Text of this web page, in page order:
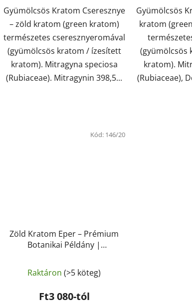
Gyümölcsös Kratom Cseresznye
– zöld kratom (green kratom)
természetes cseresznyeromával
(gyümölcsös kratom / ízesített
kratom). Mitragyna speciosa
(Rubiaceae). Mitragynin 398,5...
Gyümölcsös
kratom
(gyümölcsös
kratom).
(Rubiaceae),
Zöld Kratom Eper – Prémium
Botanikai Példány |
Raktáron(>5 köteg)
Ft3 080-tól
Kód: 146/20